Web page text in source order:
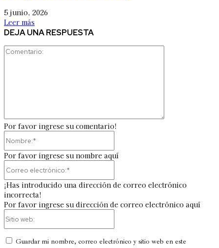
5 junio, 2026
Leer más
DEJA UNA RESPUESTA
Por favor ingrese su comentario!
Por favor ingrese su nombre aquí
¡Has introducido una dirección de correo electrónico
incorrecta!
Por favor ingrese su dirección de correo electrónico aquí
Guardar mi nombre, correo electrónico y sitio web en este